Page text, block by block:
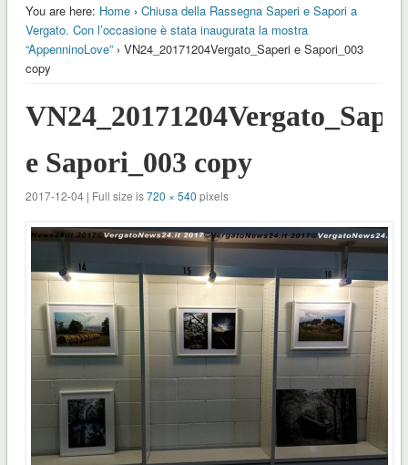
You are here: Home› Chiusa della Rassegna Saperi e Sapori a
Vergato. Con l’occasione è stata inaugurata la mostra
“AppenninoLove”› VN24_20171204Vergato_Saperi e Sapori_003
copy
e Sapori_003 copy
2017-12-04 | Full size is720 × 540 pixels